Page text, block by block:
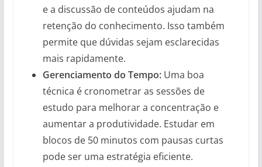
e a discussão de conteúdos ajudam na
retenção do conhecimento. Isso também
permite que dúvidas sejam esclarecidas
mais rapidamente.
Gerenciamento do Tempo:Uma boa
técnica é cronometrar as sessões de
estudo para melhorar a concentração e
aumentar a produtividade. Estudar em
blocos de 50 minutos com pausas curtas
pode ser uma estratégia eficiente.